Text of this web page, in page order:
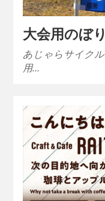
大会用のぼり
あじゃらサイク
用…